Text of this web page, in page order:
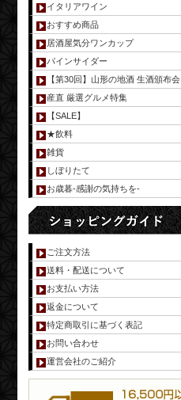
イタリアワイン
おすすめ商品
居酒屋気分ワンカップ
パインサイダー
【第30回】山形の地酒 生酒頒布会
産直 厳選グルメ特集
【SALE】
★飲料
雑貨
しぼりたて
お歳暮-感謝の気持ちを-
ご注文方法
送料・配送について
お支払い方法
返金について
特定商取引に基づく表記
お問い合わせ
運営会社のご紹介